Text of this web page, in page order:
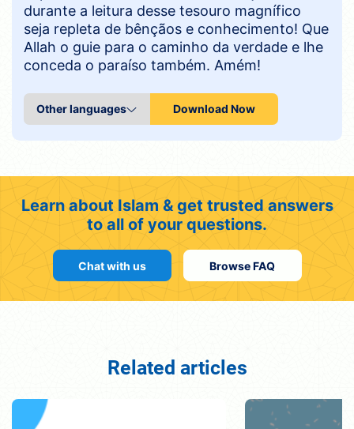
durante a leitura desse tesouro magnífico
seja repleta de bênçãos e conhecimento! Que
Allah o guie para o caminho da verdade e lhe
conceda o paraíso também. Amém!
Download Now
Learn about Islam & get trusted answers
to all of your questions.
Chat with us Browse FAQ
Related articles